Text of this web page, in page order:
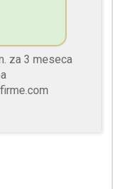
za 3 meseca